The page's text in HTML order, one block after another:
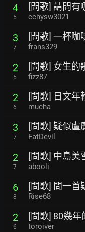
4
5
[問歌] 請問有
cchysw3021
3
7
[問歌] 一杯咖
frans329
2
5
[問歌] 女生的
fizz87
2
6
[問歌] 日文年
mucha
3
7
[問歌] 疑似盧
FatDevil
2
7
[問歌] 中島美
abooli
6
8
[問歌] 問一首
Rise68
2
6
[問歌] 80幾
toroiver